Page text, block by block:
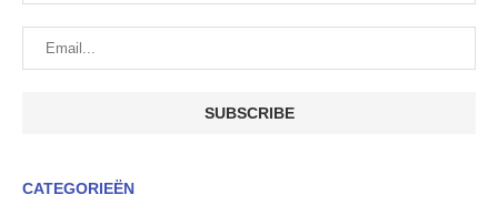
CATEGORIEËN